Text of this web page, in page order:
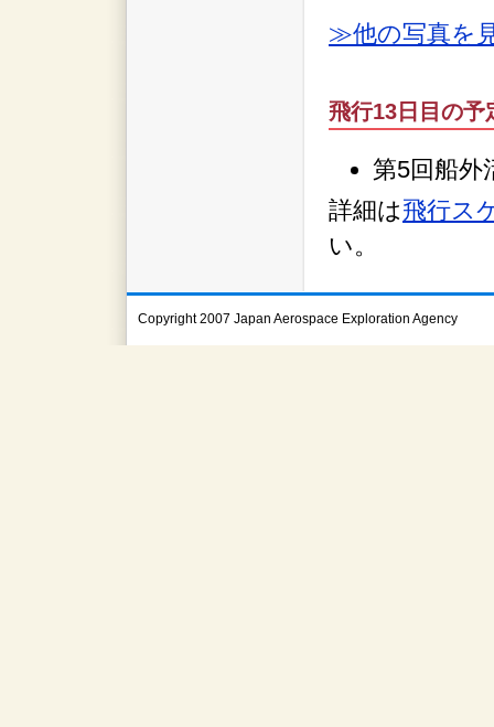
≫他の写真を
飛行13日目の予
第5回船外
詳細は飛行ス
い。
Copyright 2007 Japan Aerospace Exploration Agency